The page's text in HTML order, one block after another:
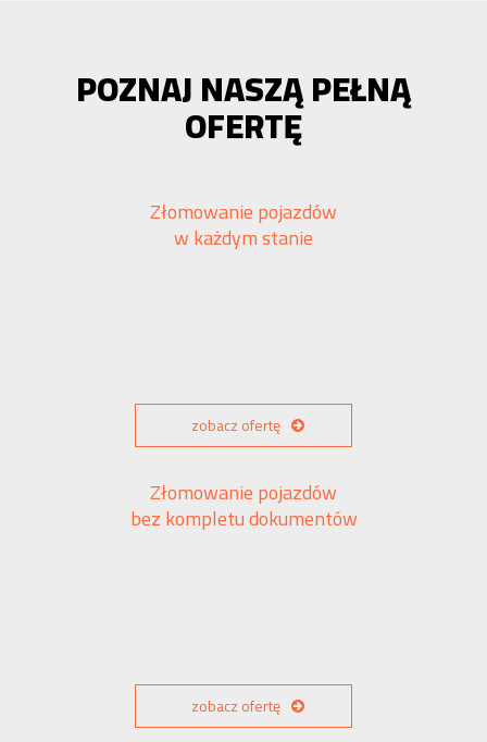
POZNAJ NASZĄ PEŁNĄ
OFERTĘ
Złomowanie pojazdów
w każdym stanie
zobacz ofertę
Złomowanie pojazdów
bez kompletu dokumentów
zobacz ofertę